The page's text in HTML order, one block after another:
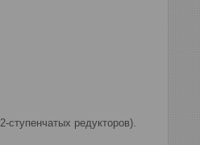
редукторов).